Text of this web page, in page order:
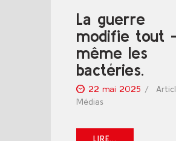
La guerre
modifie tout
même les
bactéries.
22 mai 2025
Médias
LIRE...